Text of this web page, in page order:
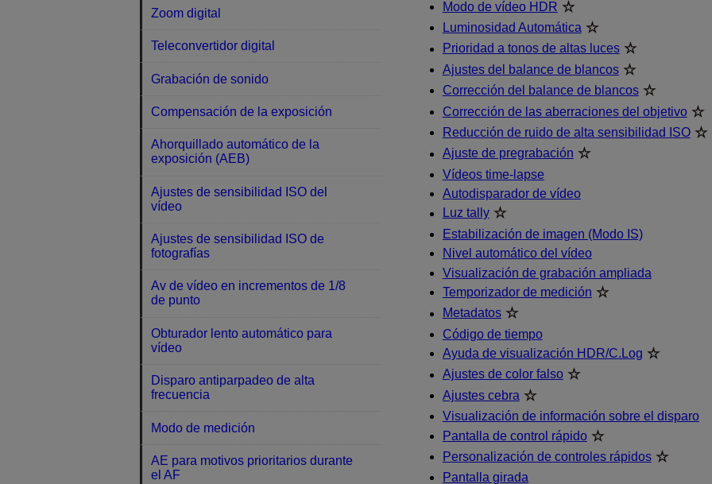
Modo de vídeo HDR
Luminosidad Automática
Prioridad a tonos de altas luces
Ajustes del balance de blancos
Corrección del balance de blancos
Corrección de las aberraciones del objetivo
Reducción de ruido de alta sensibilidad ISO
Ajuste de pregrabación
Vídeos time-lapse
Autodisparador de vídeo
Luz tally
Estabilización de imagen (Modo IS)
Nivel automático del vídeo
Visualización de grabación ampliada
Temporizador de medición
Metadatos
Código de tiempo
Ayuda de visualización HDR/C.Log
Ajustes de color falso
Ajustes cebra
Visualización de información sobre el disparo
Pantalla de control rápido
Personalización de controles rápidos
Pantalla girada
Zoom digital
Teleconvertidor digital
Grabación de sonido
Compensación de la exposición
Ahorquillado automático de la
exposición (AEB)
Ajustes de sensibilidad ISO del
vídeo
Ajustes de sensibilidad ISO de
fotografías
Av de vídeo en incrementos de 1/8
de punto
Obturador lento automático para
vídeo
Disparo antiparpadeo de alta
frecuencia
Modo de medición
AE para motivos prioritarios durante
el AF